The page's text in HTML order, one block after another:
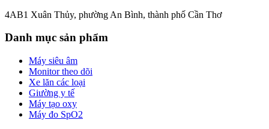
4AB1 Xuân Thủy, phường An Bình, thành phố Cần Thơ
Danh mục sản phẩm
Máy siêu âm
Monitor theo dõi
Xe lăn các loại
Giường y tế
Máy tạo oxy
Máy đo SpO2